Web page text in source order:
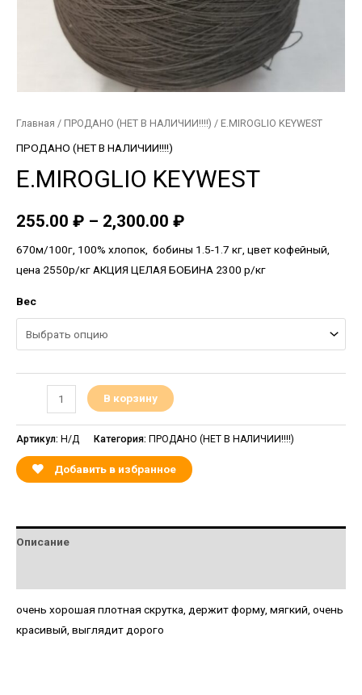
Главная / ПРОДАНО (НЕТ В НАЛИЧИИ!!!!) / E.MIROGLIO KEYWEST
ПРОДАНО (НЕТ В НАЛИЧИИ!!!!)
E.MIROGLIO KEYWEST
255.00 ₽ – 2,300.00 ₽
670м/100г, 100% хлопок, бобины 1.5-1.7 кг, цвет кофейный,
цена 2550р/кг АКЦИЯ ЦЕЛАЯ БОБИНА 2300 р/кг
Вес
В корзину
Артикул: Н/Д Категория: ПРОДАНО (НЕТ В НАЛИЧИИ!!!!)
Добавить в избранное
Описание
очень хорошая плотная скрутка, держит форму, мягкий, очень
красивый, выглядит дорого